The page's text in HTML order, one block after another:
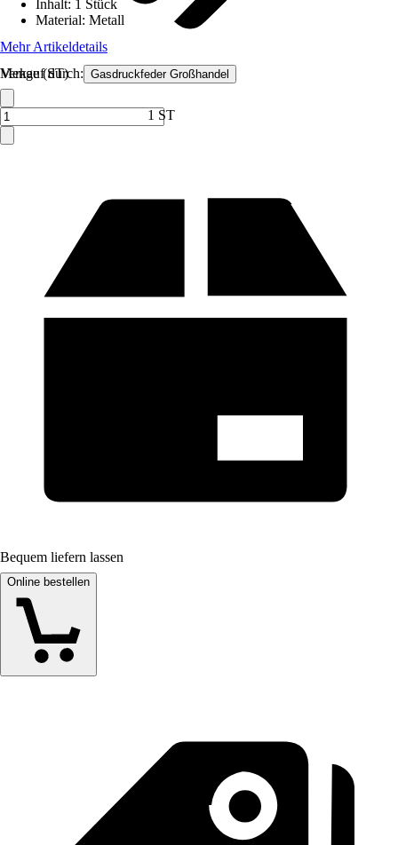
Verkauf durch: Gasdruckfeder Großhandel
Inhalt: 1 Stück
Material: Metall
Mehr Artikeldetails
Menge (ST)
1 ST
Bequem liefern lassen
Online bestellen